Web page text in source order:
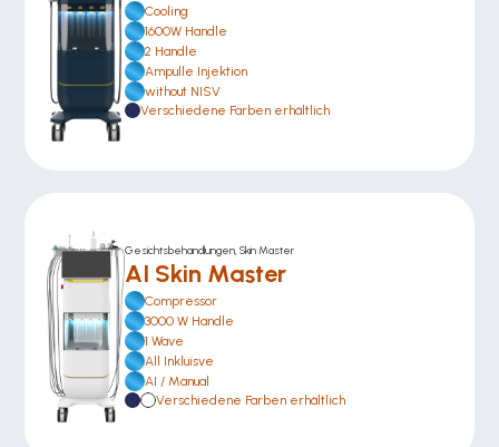
Cooling
1600W Handle
2 Handle
Ampulle Injektion
without NISV
Verschiedene Farben erhältlich
Gesichtsbehandlungen, Skin Master
AI Skin Master
Compressor
3000 W Handle
1 Wave
All Inkluisve
AI / Manual
Verschiedene Farben erhältlich